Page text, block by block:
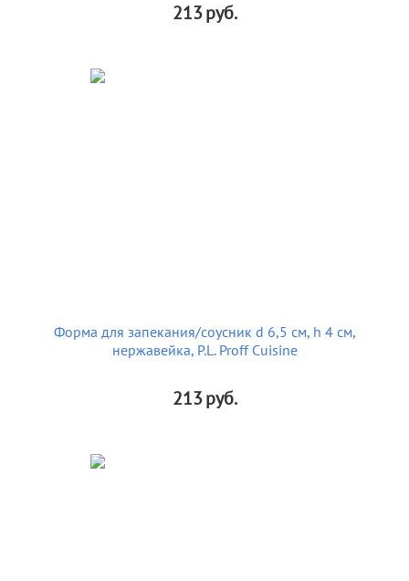
213руб.
Форма для запекания/соусник d 6,5 см, h 4 см,
нержавейка, P.L. Proff Cuisine
213руб.